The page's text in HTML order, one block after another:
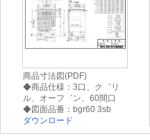
商品寸法図(PDF)
◆商品仕様：3口、ク゛リ
ル、オーフ゛ン、60間口
◆図面品番：bgr60 3sb
ダウンロード